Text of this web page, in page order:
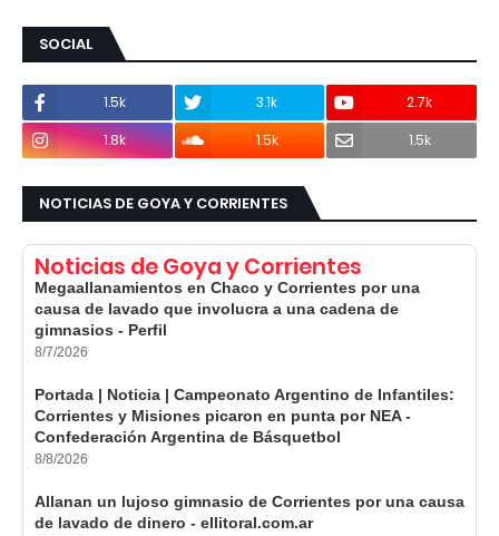
SOCIAL
1.5k 3.1k
2.7k
1.8k
1.5k 1.5k
NOTICIAS DE GOYA Y CORRIENTES
Noticias de Goya y Corrientes
Megaallanamientos en Chaco y Corrientes por una
causa de lavado que involucra a una cadena de
gimnasios - Perfil
8/7/2026
Portada | Noticia | Campeonato Argentino de Infantiles:
Corrientes y Misiones picaron en punta por NEA -
Confederación Argentina de Básquetbol
8/8/2026
Allanan un lujoso gimnasio de Corrientes por una causa
de lavado de dinero - ellitoral.com.ar